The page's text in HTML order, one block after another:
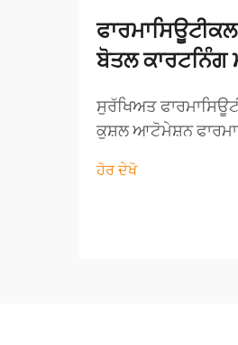
ਬੋਤਲ ਕਾਰਟਨਿੰਗ
ਸੁਰੱਖਿਅਤ
ਕੁਸ਼ਲ ਆਟੋਮੇਸ਼ਨ
ਯਕੀਨੀ ਬਣਾਉਣ ਲਈ
ਹੋਰ ਦੇਖੋ